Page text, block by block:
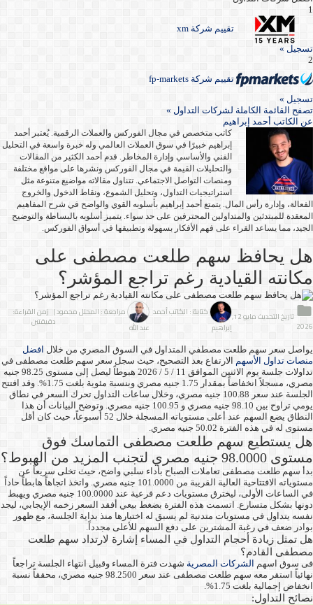
1
تقييم شركة xm
تسجيل »
2
تقييم شركة fp-markets
تسجيل »
تصفح القائمة الكاملة لشركات التداول »
عن الكاتب أحمد إبراهيم
كاتب متخصص في مجال الفوركس والعملات الرقمية. يُعتبر أحمد
إبراهيم خبيرًا في سوق العملات العالمي وله خبرة واسعة في التحليل
الفني والأساسي وإدارة المخاطر. قدم أحمد الكثير من المقالات
والتحليلات القيمة في مجال الفوركس ونشرها على مواقع مختلفة
ومنصات التواصل الاجتماعي. تتناول مقالاته مواضيع متنوعة مثل
استراتيجيات التداول، وتحليل الشموع، ونقاط الدخول والخروج
الفعالة، وإدارة رأس المال. يتمتع أحمد إبراهيم بأسلوبه القوي والواضح في شرح المفاهيم
المعقدة للمبتدئين والمتداولين المحترفين على حد سواء. يتميز أسلوبه بالبساطة والتوضيح
الجيد، مما يساعد القراء على فهم الأفكار بسهولة وتطبيقها في أسواق الفوركس.
هل يحافظ سهم طلعت مصطفى على
مكانته القيادية رغم تراجع المؤشر؟
تاريخ التحديث مايو 12,
2026
كتابة : الكاتب أحمد
إبراهيم
مراجعة : المحلل محمود
عبد الله
| زمن القراءة:
دقيقتين
يواصل سعر سهم طلعت مصطفي المتداول في السوق المصري من خلال افضل
منصات تداول الأسهم الارتفاع بعد التصحيح، حيث سجل سعر سهم طلعت مصطفى في
تداولات جلسة يوم الاثنين الموافق 11 / 5 / 2026 هبوطاً ليصل إلى مستوى 98.25 جنيه
مصري، مسجلاً انخفاضاً بمقدار 1.75 جنيه مصري وبنسبة مئوية بلغت 1.75%. وقد افتتح
الجلسة عند سعر 100.88 جنيه مصري، وخلال ساعات التداول تحرك السعر في نطاق
يومي تراوح بين 98.10 جنيه مصري و 100.95 جنيه مصري. وتوضح البيانات أن هذا
النطاق يضع السهم عند أعلى مستوياته المسجلة خلال 52 أسبوعاً، حيث كان أقل
مستوى له في هذه الفترة 50.02 جنيه مصري.
هل يستطيع سهم طلعت مصطفى التماسك فوق
مستوى 98.0000 جنيه مصري لتجنب المزيد من الهبوط؟
بدأ سهم طلعت مصطفى تعاملات الصباح بأداء سلبي واضح، حيث تخلى سريعاً عن
مستوياته الافتتاحية العالية القريبة من 101.0000 جنيه مصري. واتخذ اتجاهاً هابطاً حاداً
في الساعات الأولى، ليخترق مستويات دعم فرعية عند 100.0000 جنيه مصري ويهبط
دونها بشكل متسارع. اتسمت هذه الفترة بضغط بيعي أفقد السعر زخمه الإيجابي، ليجد
نفسه يتداول في مستويات متدنية لم يسبق له اختبارها منذ بداية الجلسة، مع ظهور
بوادر ضعف في رغبة المشترين على دفع السهم للأعلى مجدداً.
هل تمثل زيادة أحجام التداول في المساء إشارة لارتداد سهم طلعت
مصطفى القادم؟
فى سوق اسهم الشركات المصرية شهدت فترة المساء وقبيل انتهاء الجلسة تراجعاً
نهائياً استقر معه سهم طلعت مصطفى عند سعر 98.2500 جنيه مصري، محققاً نسبة
انخفاض إجمالية بلغت 1.75%.
نصائح التداول: